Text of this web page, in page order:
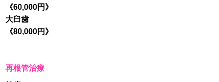
《60,000円》
大臼歯
《80,000円》
再根管治療